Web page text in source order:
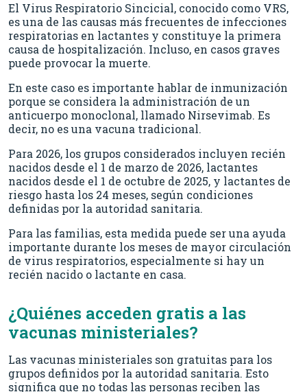
El Virus Respiratorio Sincicial, conocido como VRS,
es una de las causas más frecuentes de infecciones
respiratorias en lactantes y constituye la primera
causa de hospitalización. Incluso, en casos graves
puede provocar la muerte.
En este caso es importante hablar de inmunización
porque se considera la administración de un
anticuerpo monoclonal, llamado Nirsevimab. Es
decir, no es una vacuna tradicional.
Para 2026, los grupos considerados incluyen recién
nacidos desde el 1 de marzo de 2026, lactantes
nacidos desde el 1 de octubre de 2025, y lactantes de
riesgo hasta los 24 meses, según condiciones
definidas por la autoridad sanitaria.
Para las familias, esta medida puede ser una ayuda
importante durante los meses de mayor circulación
de virus respiratorios, especialmente si hay un
recién nacido o lactante en casa.
¿Quiénes acceden gratis a las
vacunas ministeriales?
Las vacunas ministeriales son gratuitas para los
grupos definidos por la autoridad sanitaria. Esto
significa que no todas las personas reciben las